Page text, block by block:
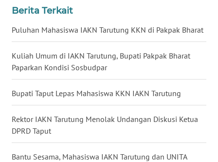
Berita Terkait
Puluhan Mahasiswa IAKN Tarutung KKN di Pakpak Bharat
Kuliah Umum di IAKN Tarutung, Bupati Pakpak Bharat
Paparkan Kondisi Sosbudpar
Bupati Taput Lepas Mahasiswa KKN IAKN Tarutung
Rektor IAKN Tarutung Menolak Undangan Diskusi Ketua
DPRD Taput
Bantu Sesama, Mahasiswa IAKN Tarutung dan UNITA
JATIM
WN
BALI
WN
WN
KALTENG